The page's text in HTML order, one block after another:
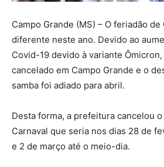
Campo Grande (MS) – O feriadão
diferente neste ano. Devido ao
Covid-19 devido à variante
cancelado em Campo Grande e o
samba foi adiado para abril.
Desta forma, a prefeitura cancelou
Carnaval que seria nos dias 28 de
e 2 de março até o meio-dia.